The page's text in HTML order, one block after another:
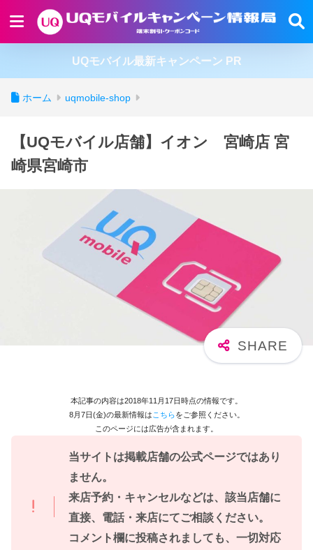
UQモバイル最新キャンペーン PR
ホーム uqmobile-shop
【UQモバイル店舗】イオン 宮崎店 宮
崎県宮崎市
本記事の内容は2018年11月17日時点の情報です。
8月7日(金)の最新情報は こちらをご参照ください。
このページには広告が含まれます。
当サイトは掲載店舗の公式ページではあり
ません。
来店予約・キャンセルなどは、該当店舗に
直接、電話・来店にてご相談ください。
コメント欄に投稿されましても、一切対応